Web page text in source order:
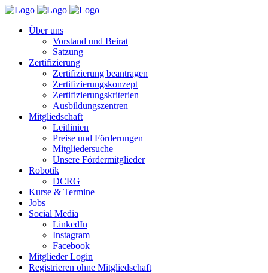
Über uns
Vorstand und Beirat
Satzung
Zertifizierung
Zertifizierung beantragen
Zertifizierungskonzept
Zertifizierungskriterien
Ausbildungszentren
Mitgliedschaft
Leitlinien
Preise und Förderungen
Mitgliedersuche
Unsere Fördermitglieder
Robotik
DCRG
Kurse & Termine
Jobs
Social Media
LinkedIn
Instagram
Facebook
Mitglieder Login
Registrieren ohne Mitgliedschaft